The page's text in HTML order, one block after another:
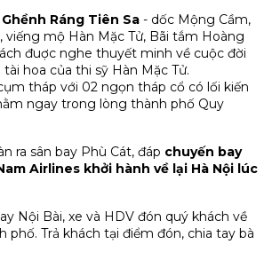
Ráng Tiên Sa - dốc Mộng Cầm,
viếng mộ Hàn Mặc Tử, Bãi tắm Hoàng
đuợc nghe thuyết minh về cuộc đời
hoa của thi sỹ Hàn Mặc Tử.
tháp với 02 ngọn tháp cổ có lối kiến
ngay trong lòng thành phố Quy
ra sân bay Phù Cát, đáp chuyến bay
Airlines khởi hành về lại Hà Nội lúc
Nội Bài, xe và HDV đón quý khách về
phố. Trả khách tại điểm đón, chia tay bà